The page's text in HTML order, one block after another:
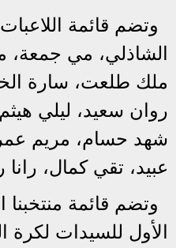
وتضم قائمة
الشاذلي، مي جمعة،
ملك طلعت، سارة
روان سعيد، ليلي
شهد حسام، مريم
عبيد، تقي كمال،
وتضم قائمة
الأول للسيدات لكرة